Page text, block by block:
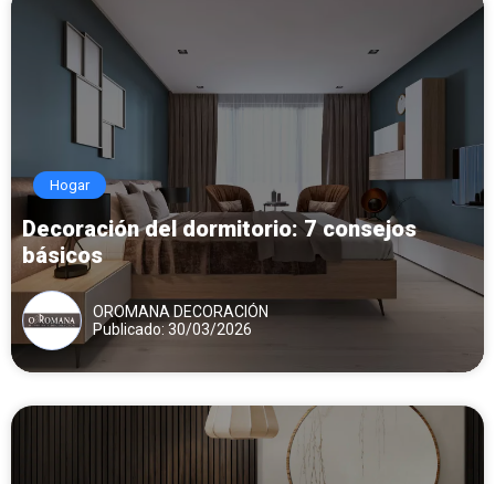
Hogar
Decoración del dormitorio: 7 consejos
básicos
OROMANA DECORACIÓN
Publicado: 30/03/2026